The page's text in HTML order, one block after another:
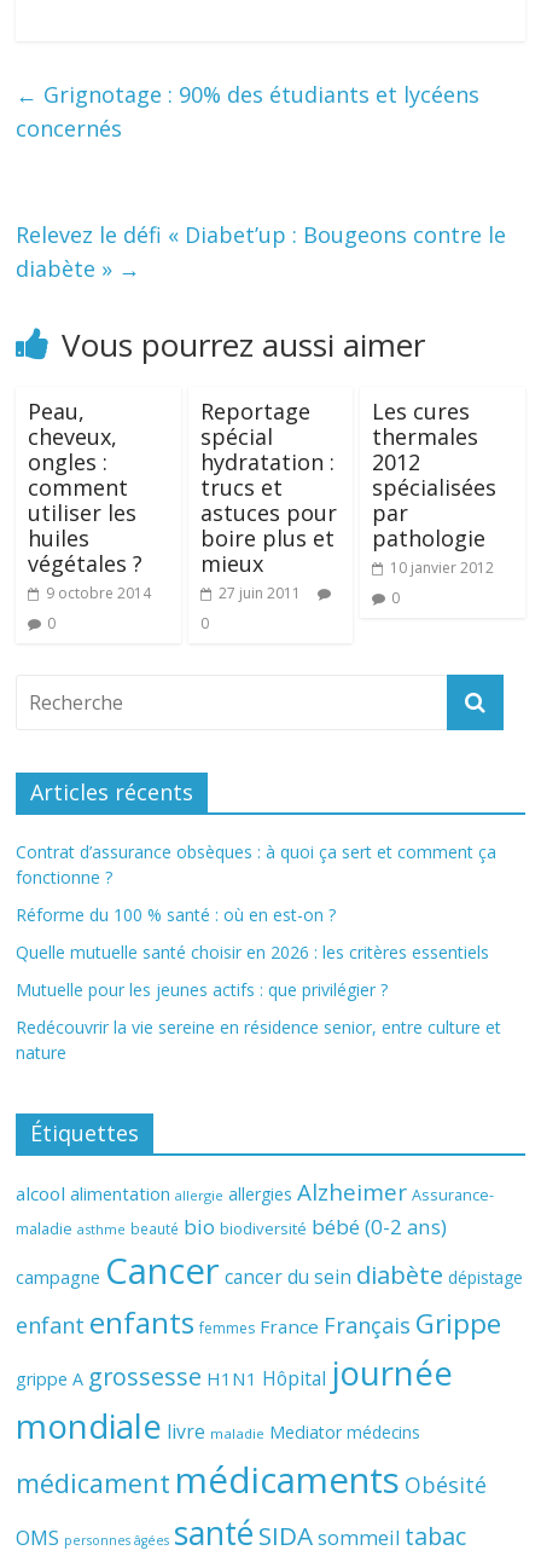
← Grignotage : 90% des étudiants et lycéens
concernés
Relevez le défi « Diabet’up : Bougeons contre le
diabète » →
Vous pourrez aussi aimer
Peau,
cheveux,
ongles :
comment
utiliser les
huiles
végétales ?
9 octobre 2014
0
Reportage
spécial
hydratation :
trucs et
astuces pour
boire plus et
mieux
27 juin 2011
0
Les cures
thermales
2012
spécialisées
par
pathologie
10 janvier 2012
0
Articles récents
Contrat d’assurance obsèques : à quoi ça sert et comment ça
fonctionne ?
Réforme du 100 % santé : où en est-on ?
Quelle mutuelle santé choisir en 2026 : les critères essentiels
Mutuelle pour les jeunes actifs : que privilégier ?
Redécouvrir la vie sereine en résidence senior, entre culture et
nature
Étiquettes
alcool alimentation allergie allergies Alzheimer Assurance-
maladie asthme beauté bio biodiversité bébé (0-2 ans)
campagne Cancer cancer du sein diabète dépistage
enfant enfants femmes France Français Grippe
grippe A grossesse H1N1 Hôpital journée
mondiale livre maladie Mediator médecins
médicament médicaments Obésité
OMS personnes âgées santé SIDAsommeil tabac